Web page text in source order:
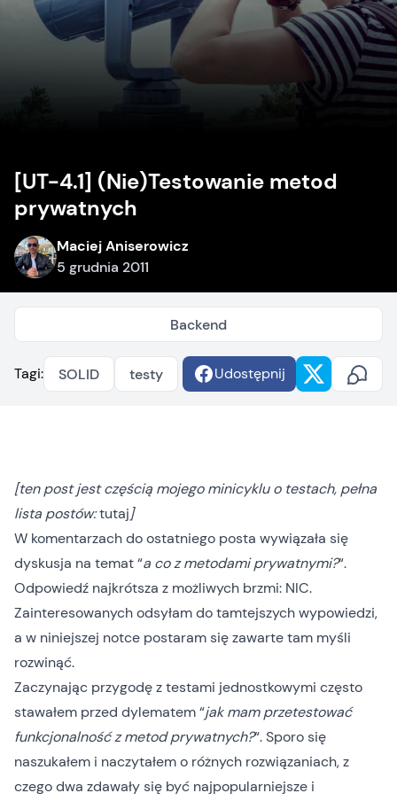
[UT-4.1] (Nie)Testowanie metod
prywatnych
Maciej Aniserowicz
5 grudnia 2011
Backend
Tagi: SOLID testy Udostępnij
[ten post jest częścią mojego minicyklu o testach, pełna
lista postów:tutaj]
W komentarzach do ostatniego posta wywiązała się
dyskusja na temat “a co z metodami prywatnymi?“.
Odpowiedź najkrótsza z możliwych brzmi: NIC.
Zainteresowanych odsyłam do tamtejszych wypowiedzi,
a w niniejszej notce postaram się zawarte tam myśli
rozwinąć.
Zaczynając przygodę z testami jednostkowymi często
stawałem przed dylematem “jak mam przetestować
funkcjonalność z metod prywatnych?“. Sporo się
naszukałem i naczytałem o różnych rozwiązaniach, z
czego dwa zdawały się być najpopularniejsze i